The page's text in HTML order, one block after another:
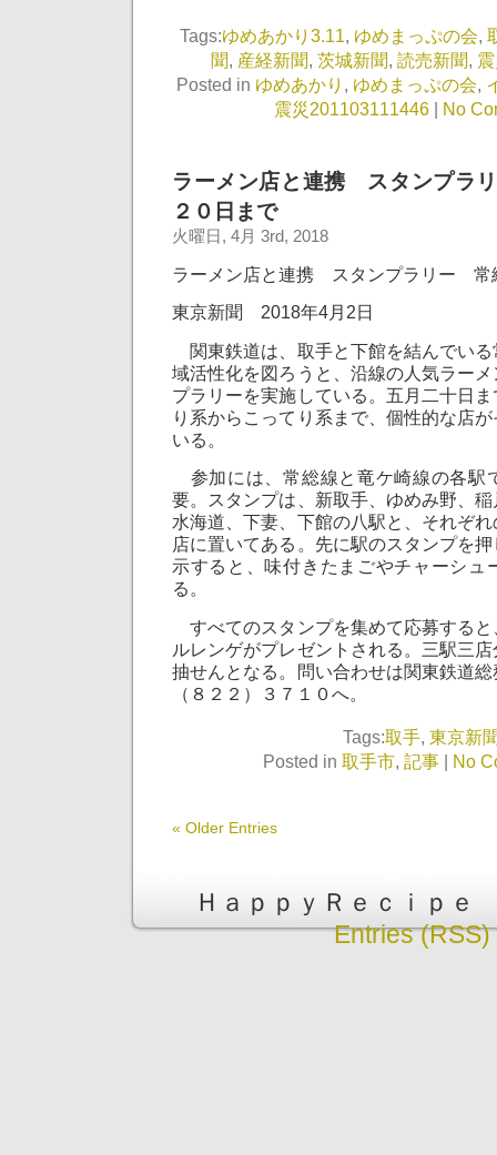
Tags:ゆめあかり3.11, ゆめまっぷの会,
聞, 産経新聞, 茨城新聞, 読売新聞,
Posted in ゆめあかり , ゆめまっぷの会,
震災201103111446| No
ラーメン店と連携 スタンプラ
２０日まで
火曜日, 4月 3rd, 2018
ラーメン店と連携 スタンプラリー 常
東京新聞 2018年4月2日
関東鉄道は、取手と下館を結んでい
域活性化を図ろうと、沿線の人気ラー
プラリーを実施している。五月二十日
り系からこってり系まで、個性的な店
いる。
参加には、常総線と竜ケ崎線の各駅
要。スタンプは、新取手、ゆめみ野、
水海道、下妻、下館の八駅と、それぞ
店に置いてある。先に駅のスタンプを
示すると、味付きたまごやチャーシュ
る。
すべてのスタンプを集めて応募する
ルレンゲがプレゼントされる。三駅三
抽せんとなる。問い合わせは関東鉄道
（８２２）３７１０へ。
Tags:取手, 東京新
Posted in 取手市, 記事 | No
« Older Entries
ＨａｐｐｙＲｅｃｉｐ
Entries (RSS)